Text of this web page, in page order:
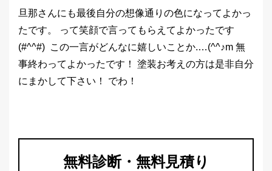
旦那さんにも最後自分の想像通りの色になってよかっ
たです。 って笑顔で言ってもらえてよかったです
(#^^#) この一言がどんなに嬉しいことか.…(^^♪m 無
事終わってよかったです！ 塗装お考えの方は是非自分
にまかして下さい！ でわ！
無料診断・無料見積り